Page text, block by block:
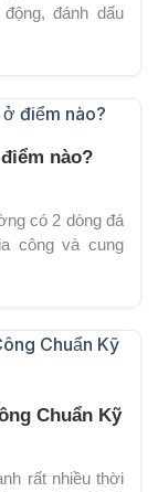
đánh dấu
quy mô của
nào?
có 2 dòng đá
công và cung
có cấu tạo
Chuẩn Kỹ
rất nhiều thời